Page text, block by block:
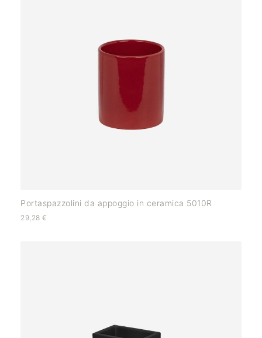
Portaspazzolini da appoggio in ceramica 5010R
29,28 €